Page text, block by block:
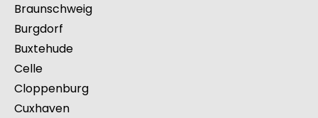
Braunschweig
Burgdorf
Buxtehude
Celle
Cloppenburg
Cuxhaven